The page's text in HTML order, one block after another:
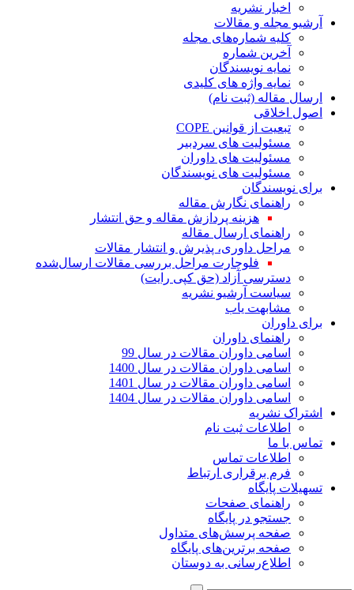
اخبار نشریه
آرشیو مجله و مقالات
کلیه شماره‌های مجله
آخرین شماره
نمایه نویسندگان
نمایه واژه های کلیدی
ارسال مقاله (ثبت نام)
اصول اخلاقی
تبعیت از قوانین COPE
مسئولیت های سردبیر
مسئولیت های داوران
مسئولیت های نویسندگان
برای نویسندگان
راهنمای نگارش مقاله
هزینه پردازش مقاله و حق انتشار
راهنمای ارسال مقاله
مراحل داوری، پذیرش و انتشار مقالات
فلوچارت مراحل بررسی مقالات ارسال‌شده
دسترسی آزاد (حق کپی رایت)
سیاست آرشیو نشریه
مشابهت یاب
برای داوران
راهنمای داوران
اسامی داوران مقالات در سال 99
اسامی داوران مقالات در سال 1400
اسامی داوران مقالات در سال 1401
اسامی داوران مقالات در سال 1404
اشتراک نشریه
اطلاعات ثبت نام
تماس با ما
اطلاعات تماس
فرم برقراری ارتباط
تسهیلات پایگاه
راهنمای صفحات
جستجو در پایگاه
صفحه پرسش‌های متداول
صفحه برترین‌های پایگاه
اطلاع‌رسانی به دوستان